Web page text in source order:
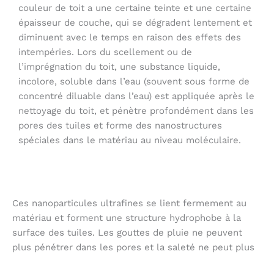
couleur de toit a une certaine teinte et une certaine
épaisseur de couche, qui se dégradent lentement et
diminuent avec le temps en raison des effets des
intempéries. Lors du scellement ou de
l’imprégnation du toit, une substance liquide,
incolore, soluble dans l’eau (souvent sous forme de
concentré diluable dans l’eau) est appliquée après le
nettoyage du toit, et pénètre profondément dans les
pores des tuiles et forme des nanostructures
spéciales dans le matériau au niveau moléculaire.
Ces nanoparticules ultrafines se lient fermement au
matériau et forment une structure hydrophobe à la
surface des tuiles. Les gouttes de pluie ne peuvent
plus pénétrer dans les pores et la saleté ne peut plus